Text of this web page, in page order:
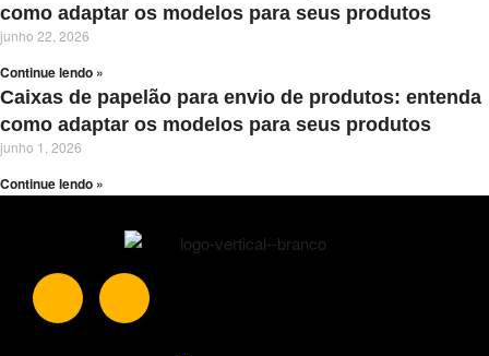
como adaptar os modelos para seus produtos
junho 22, 2026
Continue lendo »
Caixas de papelão para envio de produtos: entenda
como adaptar os modelos para seus produtos
junho 1, 2026
Continue lendo »